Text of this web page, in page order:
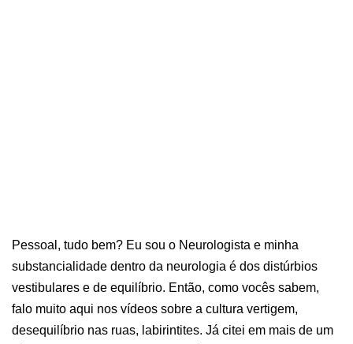
Pessoal, tudo bem? Eu sou o Neurologista e minha
substancialidade dentro da neurologia é dos distúrbios
vestibulares e de equilíbrio. Então, como vocês sabem,
falo muito aqui nos vídeos sobre a cultura vertigem,
desequilíbrio nas ruas, labirintites. Já citei em mais de um